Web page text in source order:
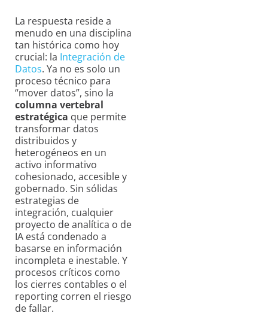
La respuesta reside a
menudo en una disciplina
tan histórica como hoy
crucial: la Integración de
Datos. Ya no es solo un
proceso técnico para
“mover datos”, sino la
columna vertebral
estratégica que permite
transformar datos
distribuidos y
heterogéneos en un
activo informativo
cohesionado, accesible y
gobernado. Sin sólidas
estrategias de
integración, cualquier
proyecto de analítica o de
IA está condenado a
basarse en información
incompleta e inestable. Y
procesos críticos como
los cierres contables o el
reporting corren el riesgo
de fallar.